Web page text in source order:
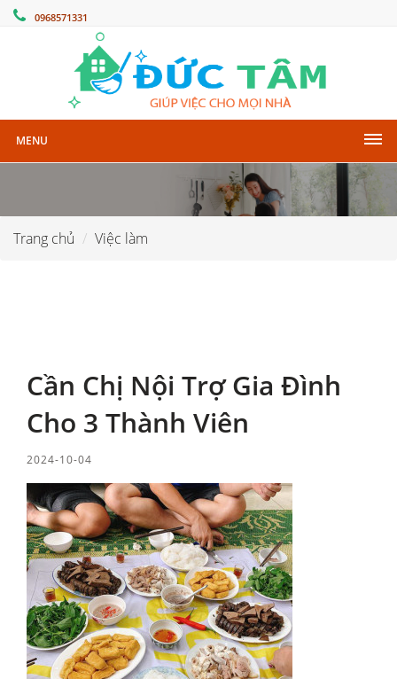
0968571331
MENU
Trang chủ Việc làm
Cần Chị Nội Trợ Gia Đình
Cho 3 Thành Viên
2024-10-04